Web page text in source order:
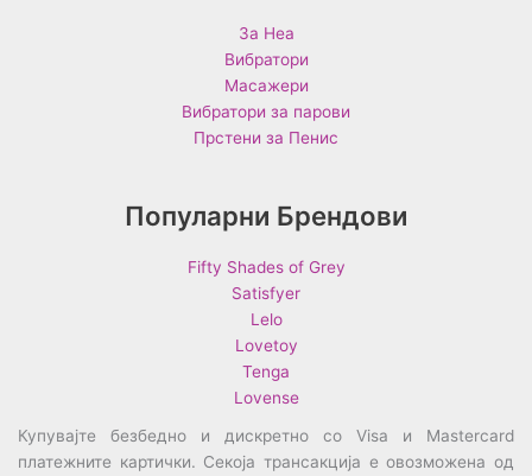
За Неа
Вибратори
Масажери
Вибратори за парови
Прстени за Пенис
Популарни Брендови
Fifty Shades of Grey
Satisfyer
Lelo
Lovetoy
Tenga
Lovense
Купувајте безбедно и дискретно со Visa и Mastercard
платежните картички. Секоја трансакција е овозможена од